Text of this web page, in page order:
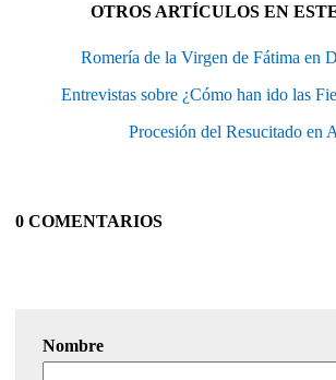
OTROS ARTÍCULOS EN
Romería de la Virgen de Fátima en
Entrevistas sobre ¿Cómo han ido las
Procesión del Resucitado en
0 COMENTARIOS
Nombre